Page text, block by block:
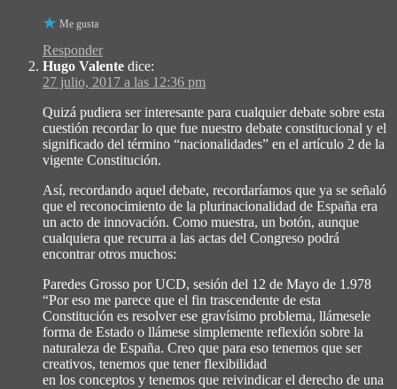
Me gusta
Responder
Hugo Valente dice:
27 julio, 2017 a las 12:36 pm
Quizá pudiera ser interesante para cualquier debate sobre esta
cuestión recordar lo que fue nuestro debate constitucional y el
significado del término “nacionalidades” en el artículo 2 de la
vigente Constitución.
Así, recordando aquel debate, recordaríamos que ya se señaló
que el reconocimiento de la plurinacionalidad de España era
un acto de innovación. Como muestra, un botón, aunque
cualquiera que recurra a las actas del Congreso podrá
encontrar otros muchos:
Paredes Grosso por UCD, sesión del 12 de Mayo de 1.978
“Por eso me parece que el fin trascendente de esta
Constitución es resolver ese gravísimo problema, llámesele
forma de Estado o llámese simplemente reflexión sobre la
naturaleza de España. Creo que para eso tenemos que ser
creativos, tenemos que tener flexibilidad
en los conceptos y tenemos que reivindicar el derecho de una